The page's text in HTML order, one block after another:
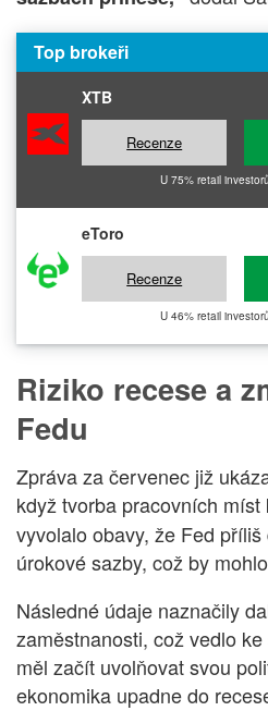
Top brokeři
XTB
Recenze
U 75% retail
eToro
Recenze
U 46% retail
Riziko recese a
Fedu
Zpráva za červenec již
když tvorba pracovních míst
vyvolalo obavy, že Fed
úrokové sazby, což by
Následné údaje naznačily
zaměstnanosti, což vedlo
měl začít uvolňovat svou
ekonomika upadne do